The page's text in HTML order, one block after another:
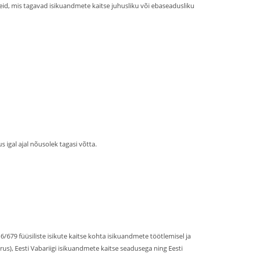
mis tagavad isikuandmete kaitse juhusliku või ebaseadusliku
igal ajal nõusolek tagasi võtta.
679 füüsiliste isikute kaitse kohta isikuandmete töötlemisel ja
Eesti Vabariigi isikuandmete kaitse seadusega ning Eesti